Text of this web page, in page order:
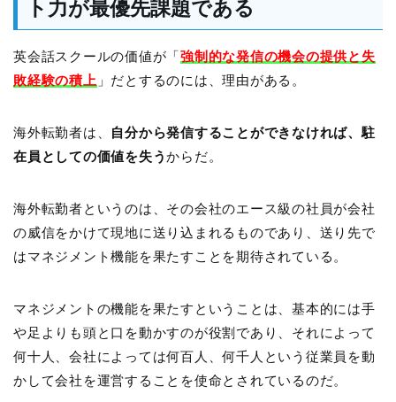
ト力が最優先課題である
英会話スクールの価値が「強制的な発信の機会の提供と失
敗経験の積上 」だとするのには、理由がある。
海外転勤者は、 自分から発信することができなければ、駐
在員としての価値を失うからだ。
海外転勤者というのは、その会社のエース級の社員が会社
の威信をかけて現地に送り込まれるものであり、送り先で
はマネジメント機能を果たすことを期待されている。
マネジメントの機能を果たすということは、基本的には手
や足よりも頭と口を動かすのが役割であり、それによって
何十人、会社によっては何百人、何千人という従業員を動
かして会社を運営することを使命とされているのだ。